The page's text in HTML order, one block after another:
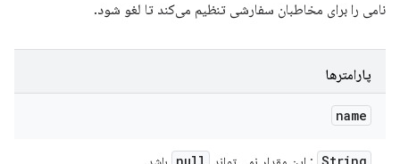
نامی را برای مخاطبان سفارشی تنظیم می‌کند تا لغو شود.
پارامترها
name